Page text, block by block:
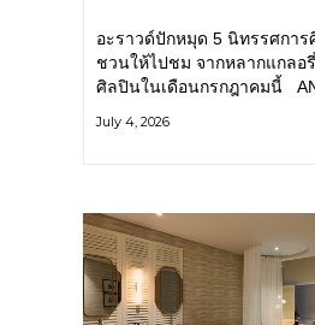
อะราวด์ปักหมุด 5 นิทรรศกา
ชวนให้ไปชม จากหลากแกลอ
ศิลปินในเดือนกรกฎาคมนี้
กลุ่ม Anonymous โดยมี นิ่ม
July 4, 2026